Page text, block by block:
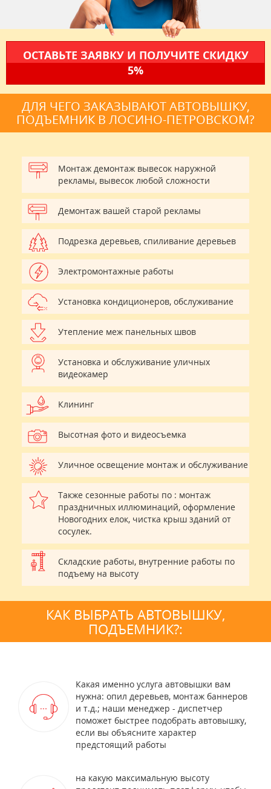
ОСТАВЬТЕ ЗАЯВКУ И ПОЛУЧИТЕ СКИДКУ
5%
ДЛЯ ЧЕГО ЗАКАЗЫВАЮТ АВТОВЫШКУ,
ПОДЪЕМНИК В ЛОСИНО-ПЕТРОВСКОМ?
Монтаж демонтаж вывесок наружной
рекламы, вывесок любой сложности
Демонтаж вашей старой рекламы
Подрезка деревьев, спиливание деревьев
Электромонтажные работы
Установка кондиционеров, обслуживание
Утепление меж панельных швов
Установка и обслуживание уличных
видеокамер
Клининг
Высотная фото и видеосъемка
Уличное освещение монтаж и обслуживание
Также сезонные работы по : монтаж
праздничных иллюминаций, оформление
Новогодних елок, чистка крыш зданий от
сосулек.
Складские работы, внутренние работы по
подъему на высоту
КАК ВЫБРАТЬ АВТОВЫШКУ,
ПОДЪЕМНИК?:
Какая именно услуга автовышки вам
нужна: опил деревьев, монтаж баннеров
и т.д.; наши менеджер - диспетчер
поможет быстрее подобрать автовышку,
если вы объясните характер
предстоящий работы
на какую максимальную высоту